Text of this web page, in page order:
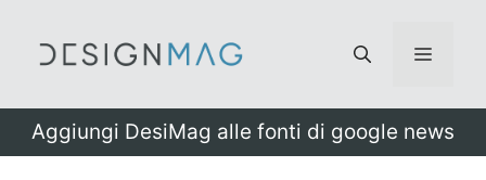
Menu
Aggiungi DesiMag alle fonti di google news